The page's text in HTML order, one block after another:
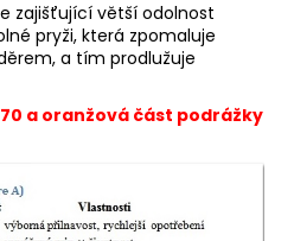
zajišťující větší odolnost
pryži, která zpomaluje
a tím prodlužuje
a oranžová část podrážky